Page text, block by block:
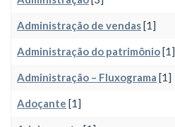
Administração de vendas[1]
Administração do patrimônio[1]
Administração – Fluxograma [1]
Adoçante [1]